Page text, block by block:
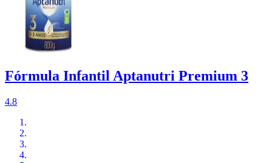
Fórmula Infantil Aptanutri Premium 3
4.8